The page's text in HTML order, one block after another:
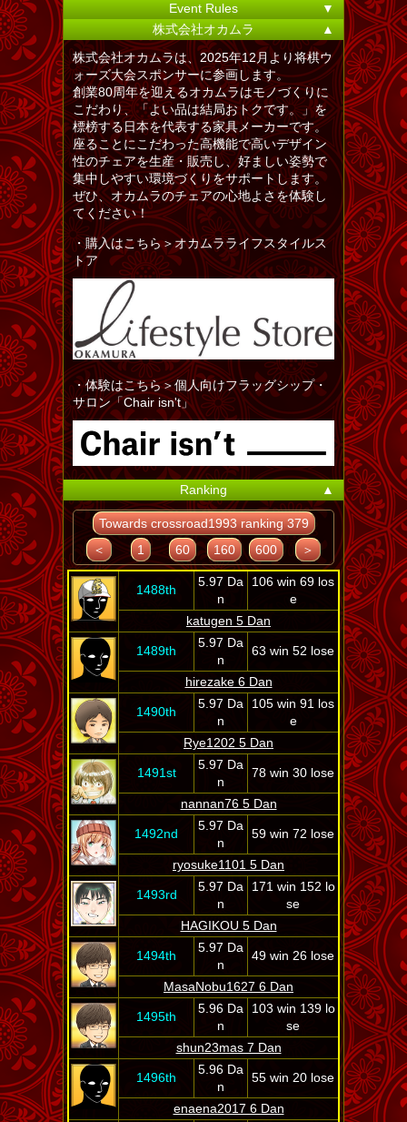
Event Rules
▼
株式会社オカムラ
▲
株式会社オカムラは、2025年12月より将棋ウ
ォーズ大会スポンサーに参画します。
創業80周年を迎えるオカムラはモノづくりに
こだわり、「よい品は結局おトクです。」を
標榜する日本を代表する家具メーカーです。
座ることにこだわった高機能で高いデザイン
性のチェアを生産・販売し、好ましい姿勢で
集中しやすい環境づくりをサポートします。
ぜひ、オカムラのチェアの心地よさを体験し
てください！
・購入はこちら＞オカムラライフスタイルス
トア
・体験はこちら＞個人向けフラッグシップ・
サロン「Chair isn't」
Ranking ▲
Towards crossroad1993 ranking 379
＜
1 60 160 600 ＞
1488th
5.97 Da
n
106 win 69 los
e
katugen 5 Dan
1489th
5.97 Da
n
63 win 52 lose
hirezake 6 Dan
1490th
5.97 Da
n
105 win 91 los
e
Rye1202 5 Dan
1491st
5.97 Da
n
78 win 30 lose
nannan76 5 Dan
1492nd
5.97 Da
n
59 win 72 lose
ryosuke1101 5 Dan
1493rd
5.97 Da
n
171 win 152 lo
se
HAGIKOU 5 Dan
1494th
5.97 Da
n
49 win 26 lose
MasaNobu1627 6 Dan
1495th
5.96 Da
n
103 win 139 lo
se
shun23mas 7 Dan
1496th
5.96 Da
n
55 win 20 lose
enaena2017 6 Dan